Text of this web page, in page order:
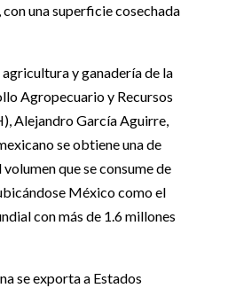
una superficie cosechada
y ganadería de la
Agropecuario y Recursos
Alejandro García Aguirre,
se obtiene una de
que se consume de
México como el
con más de 1.6 millones
se exporta a Estados